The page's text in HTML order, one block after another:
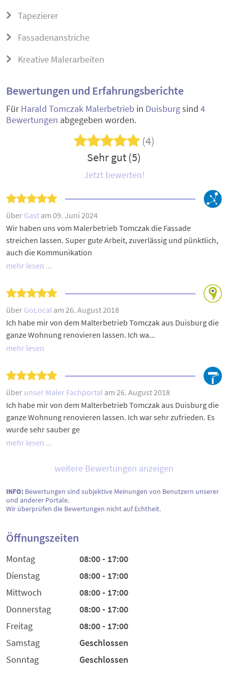
Tapezierer
Fassadenanstriche
Kreative Malerarbeiten
Bewertungen und Erfahrungsberichte
FürHarald Tomczak Malerbetrieb in Duisburgsind 4
Bewertungen abgegeben worden.
(4)
Sehr gut (5)
Jetzt bewerten!
über Gast am 09. Juni 2024
Wir haben uns vom Malerbetrieb Tomczak die Fassade
streichen lassen. Super gute Arbeit, zuverlässig und pünktlich,
auch die Kommunikation
mehr lesen ...
über GoLocal am 26. August 2018
Ich habe mir von dem Malterbetrieb Tomczak aus Duisburg die
ganze Wohnung renovieren lassen. Ich wa...
mehr lesen
über unser Maler Fachportal am 26. August 2018
Ich habe mir von dem Malterbetrieb Tomczak aus Duisburg die
ganze Wohnung renovieren lassen. Ich war sehr zufrieden. Es
wurde sehr sauber ge
mehr lesen ...
weitere Bewertungen anzeigen
INFO: Bewertungen sind subjektive Meinungen von Benutzern unserer
und anderer Portale.
Wir überprüfen die Bewertungen nicht auf Echtheit.
Öffnungszeiten
Montag
08:00 - 17:00
Dienstag
08:00 - 17:00
Mittwoch
08:00 - 17:00
Donnerstag
08:00 - 17:00
Freitag
08:00 - 17:00
Samstag
Geschlossen
Sonntag
Geschlossen